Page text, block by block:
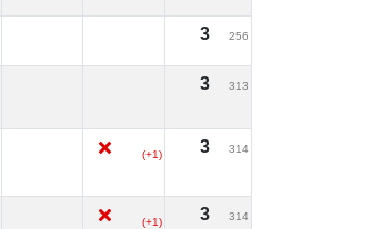
3 256
3 313
(+1)
3 314
(+1)
3 314